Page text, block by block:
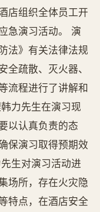
店组织全体员工开
急演习活动。 演
法》有关法律法规
全疏散、灭火器、
流程进行了讲解和
力先生在演习现
以认真负责的态
保演习取得预期效
生对演习活动进
场所，存在火灾隐
特点，在酒店安全